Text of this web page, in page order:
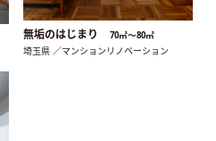
無垢のはじまり 70㎡〜80㎡
埼玉県 ／マンションリノベーション